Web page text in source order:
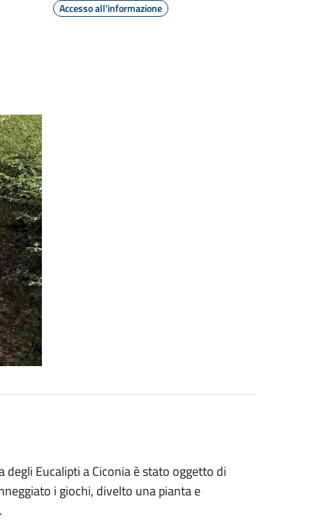
Accesso all'informazione
degli Eucalipti a Ciconia è stato oggetto di
i giochi, divelto una pianta e